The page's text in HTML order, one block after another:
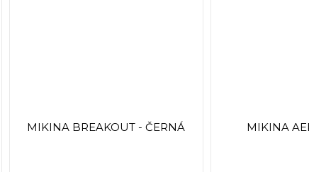
MIKINA BREAKOUT - ČERNÁ MIKINA